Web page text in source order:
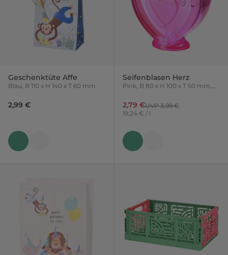
Geschenktüte Affe
Blau, B 110 x H 140 x T 60 mm
2,99 €
Seifenblasen Herz
Pink, B 80 x H 100 x T 50 mm,
2,79 €UVP 3,99 €
19,24 € / l